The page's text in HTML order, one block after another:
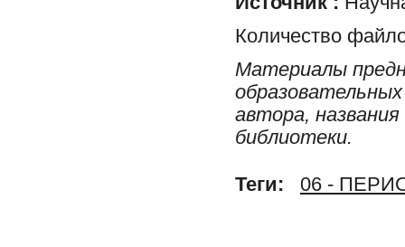
Количество
Материалы
автора,
библиотеки.
Теги: 06 -